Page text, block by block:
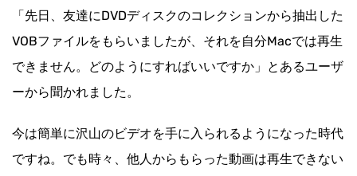
「先日、友達にDVDディスクのコレクションから抽出した
VOBファイルをもらいましたが、それを自分Macでは再生
できません。どのようにすればいいですか」とあるユーザ
ーから聞かれました。
今は簡単に沢山のビデオを手に入られるようになった時代
ですね。でも時々、他人からもらった動画は再生できない